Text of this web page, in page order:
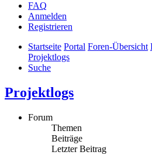
FAQ
Anmelden
Registrieren
Startseite Portal Foren-Übersicht
Projektlogs
Suche
Projektlogs
Forum
Themen
Beiträge
Letzter Beitrag